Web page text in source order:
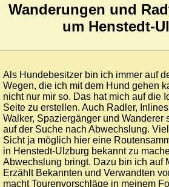
Wanderungen und
um Henstedt-
Als Hundebesitzer bin ich immer auf
Wegen, die ich mit dem Hund gehen
nicht nur mir so. Das hat mich auf die
Seite zu erstellen. Auch Radler,
Walker, Spaziergänger und Wanderer
auf der Suche nach Abwechslung.
Sicht ja möglich hier eine
in Henstedt-Ulzburg bekannt zu
Abwechslung bringt. Dazu bin ich auf
Erzählt Bekannten und Verwandten
macht Tourenvorschläge in meinem